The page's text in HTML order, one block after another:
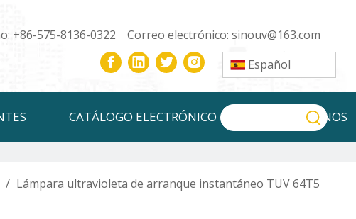
+86-575-8136-0322 Correo electrónico: sinouv@163.com
Español
CATÁLOGO ELECTRÓNICO CONTÁCTENOS
/ Lámpara ultravioleta de arranque instantáneo TUV 64T5